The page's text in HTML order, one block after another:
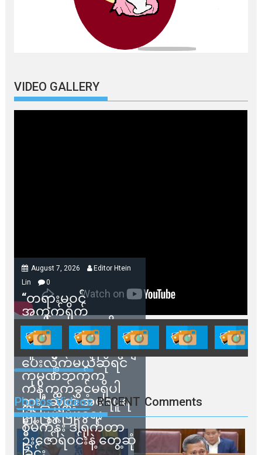
VIDEO GALLERY
August 7, 2026
Editor Htein
Lin
0
“တရားမဝင်
အကွက်ရိုက်
ရောင်းချမှုတွေကို
သက်ဆိုင်ရာတာဝန်ရှိ
သူတွေက ဂရန်တွေချ
ပေးလိုက်မယ်ဆိုရင်
ကုမ္ပဏီဘက်က
ကန့်ကွက်ခွင့်မရှိပါ
ဘူး” ဆိုတဲ့ အမရပူရ
မြို့ပြဖွံ့ဖြိုးရေး
စီမံကိန်း ဒါရိုက်တာ
ဦးဇော်ရဲဝင်းနဲ့ တွေ့ဆုံ
Photos Videos RECENT Comments